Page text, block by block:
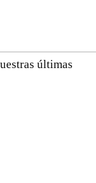
últimas